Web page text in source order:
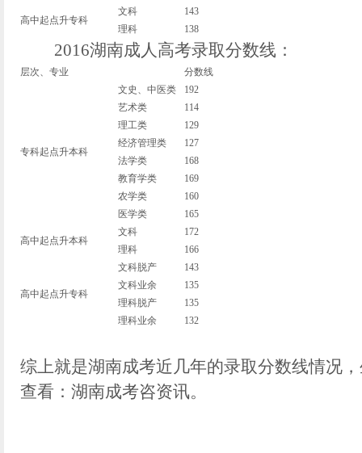
高中起点升专科
文科
143
理科
138
2016湖南成人高考录取分数线：
层次、专业 分数线
专科起点升本科
文史、中医类
192
艺术类
114
理工类
129
经济管理类
127
法学类
168
教育学类
169
农学类
160
医学类
165
高中起点升本科
文科
172
理科
166
高中起点升专科
文科脱产
143
文科业余
135
理科脱产
135
理科业余
132
综上就是湖南成考近几年的录取分数线情况
查看：湖南成考咨资讯。